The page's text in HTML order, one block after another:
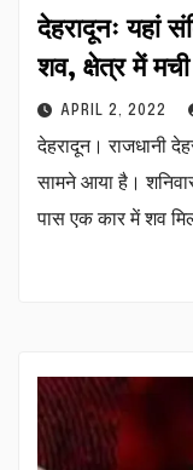
देहरादूनः यहां
शव, क्षेत्र में
APRIL 2, 2022
देहरादून। राजधानी
सामने आया है।
पास एक कार में शव